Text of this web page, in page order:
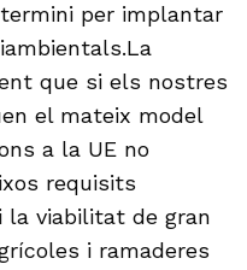
per implantar
que si els nostres
el mateix model
a la UE no
requisits
viabilitat de gran
i ramaderes